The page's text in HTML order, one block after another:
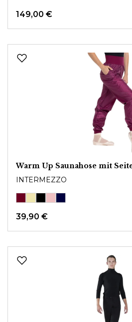
149,00 €
Warm Up Saunahose mit
INTERMEZZO
39,90 €